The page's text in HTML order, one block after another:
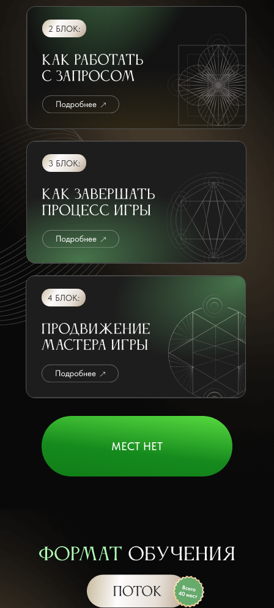
МЕСТ НЕТ
2 БЛОК:
3 БЛОК:
4 БЛОК: